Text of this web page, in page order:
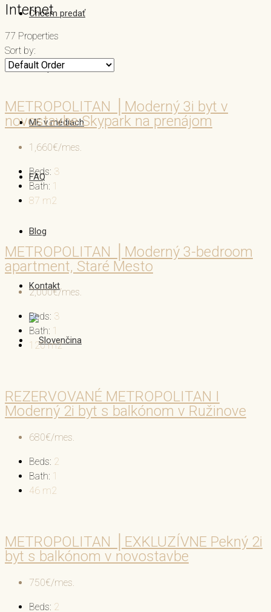
Chcem predať
Náš príbeh
ME v médiách
FAQ
Blog
Kontakt
Internet
77 Properties
Sort by:
METROPOLITAN │Moderný 3i byt v
novostavbe Skypark na prenájom
1,660€/mes.
Beds: 3
Bath: 1
87 m2
METROPOLITAN │Moderný 3-bedroom
apartment, Staré Mesto
2,000€/mes.
Beds: 3
Bath: 1
120 m2
REZERVOVANÉ METROPOLITAN I
Moderný 2i byt s balkónom v Ružinove
680€/mes.
Beds: 2
Bath: 1
46 m2
METROPOLITAN │EXKLUZÍVNE Pekný 2i
byt s balkónom v novostavbe
750€/mes.
Beds: 2